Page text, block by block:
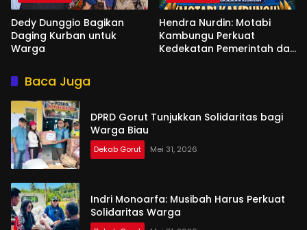
Dedy Dunggio Bagikan
Daging Kurban untuk
Warga
Hendra Nurdin: Motabi
Kambungu Perkuat
Kedekatan Pemerintah dan
Baca Juga
DPRD Gorut Tunjukkan Solidaritas bagi
Warga Biau
Dekab Gorut Mei 31, 2026
Indri Monoarfa: Musibah Harus Perkuat
Solidaritas Warga